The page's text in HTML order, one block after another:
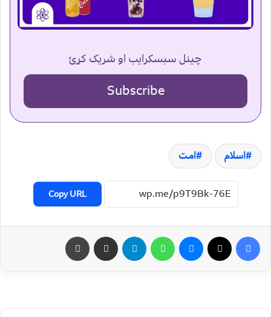
چینل سبسکرایب او شریک کړئ
Subscribe
اسلام امت
Copy URL